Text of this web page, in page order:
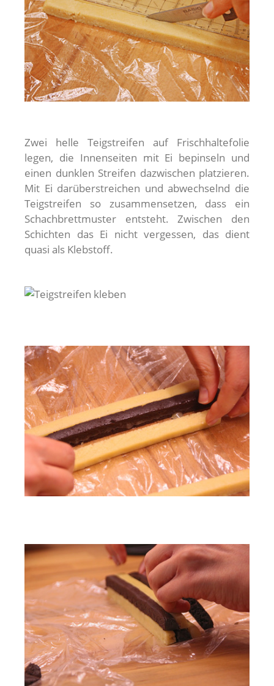
Zwei helle Teigstreifen auf Frischhaltefolie
legen, die Innenseiten mit Ei bepinseln und
einen dunklen Streifen dazwischen platzieren.
Mit Ei darüberstreichen und abwechselnd die
Teigstreifen so zusammensetzen, dass ein
Schachbrettmuster entsteht. Zwischen den
Schichten das Ei nicht vergessen, das dient
quasi als Klebstoff.